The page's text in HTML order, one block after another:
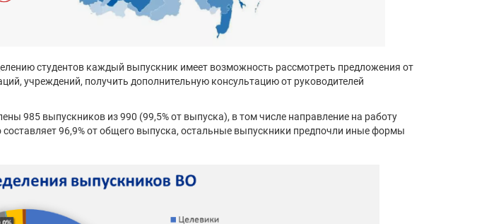
студентов каждый выпускник имеет возможность рассмотреть предложения от
учреждений, получить дополнительную консультацию от руководителей
985 выпускников из 990 (99,5% от выпуска), в том числе направление на работу
96,9% от общего выпуска, остальные выпускники предпочли иные формы